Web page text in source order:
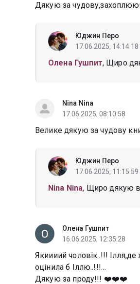
Дякую за
Юджин Перо
17.06.2025, 14:14:18
Олена Гушпит, Щиро
Nina Nina
17.06.2025, 08:10:58
Велике дякую за чудову
Юджин Перо
17.06.2025, 11:15:59
Nina Nina, Щиро дякую
Олена Гушпит
16.06.2025, 12:35:28
Якиииий чоловік..!!!
оцінила б Іллю..!!!…
Дякую за проду!!! ❤️❤️❤️